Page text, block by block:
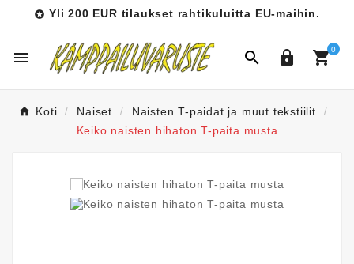
 Yli 200 EUR tilaukset rahtikuluitta EU-maihin.
   0
Koti Naiset
Naisten T-paidat ja muut tekstiilit
Keiko naisten hihaton T-paita musta